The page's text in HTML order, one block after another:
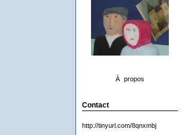
À propos
Contact
http://tinyurl.com/8qnxmbj